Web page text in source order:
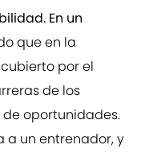
En un
que en la
por el
de los
oportunidades.
a un entrenador, y